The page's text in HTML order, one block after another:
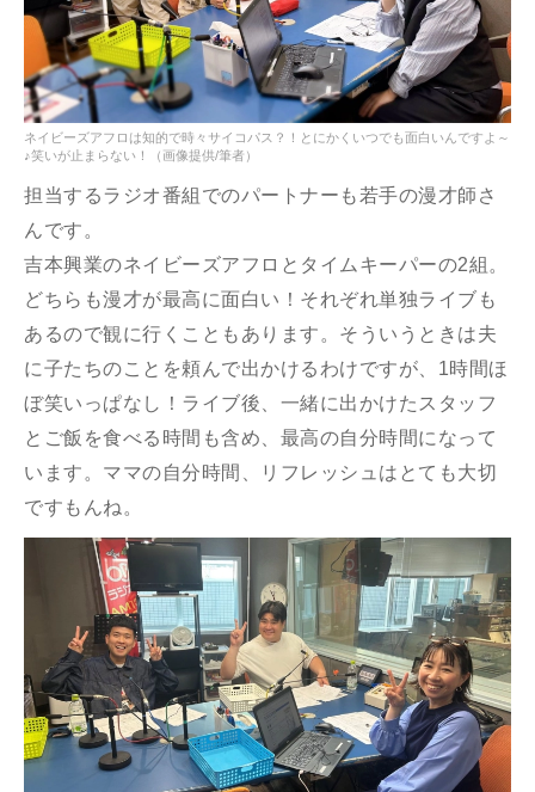
ネイビーズアフロは知的で時々サイコパス？！とにかくいつでも面白いんですよ～
♪笑いが止まらない！（画像提供/筆者）
担当するラジオ番組でのパートナーも若手の漫才師さ
んです。
吉本興業のネイビーズアフロとタイムキーパーの2組。
どちらも漫才が最高に面白い！それぞれ単独ライブも
あるので観に行くこともあります。そういうときは夫
に子たちのことを頼んで出かけるわけですが、1時間ほ
ぼ笑いっぱなし！ライブ後、一緒に出かけたスタッフ
とご飯を食べる時間も含め、最高の自分時間になって
います。ママの自分時間、リフレッシュはとても大切
ですもんね。